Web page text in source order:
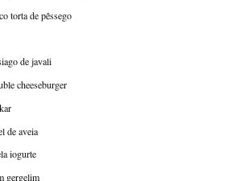
torta de pêssego
de javali
cheeseburger
de aveia
iogurte
gergelim